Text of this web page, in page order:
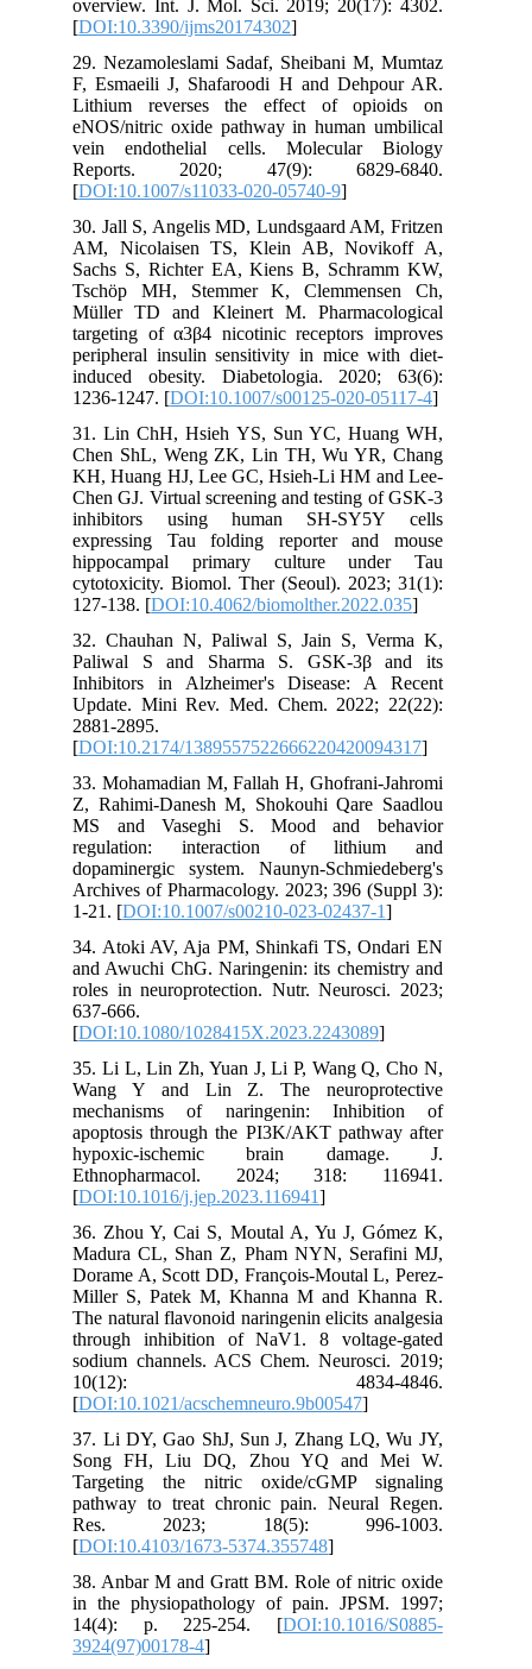
overview. Int. J. Mol. Sci. 2019; 20(17): 4302.
[DOI:10.3390/ijms20174302
29. Nezamoleslami Sadaf, Sheibani M, Mumtaz
F, Esmaeili J, Shafaroodi H and Dehpour AR.
Lithium reverses the effect of opioids on
eNOS/nitric oxide pathway in human umbilical
vein endothelial cells. Molecular Biology
Reports. 2020; 47(9): 6829-6840.
[DOI:10.1007/s11033-020-05740-9
30. Jall S, Angelis MD, Lundsgaard AM, Fritzen
AM, Nicolaisen TS, Klein AB, Novikoff A,
Sachs S, Richter EA, Kiens B, Schramm KW,
Tschöp MH, Stemmer K, Clemmensen Ch,
Müller TD and Kleinert M. Pharmacological
targeting of α3β4 nicotinic receptors improves
peripheral insulin sensitivity in mice with diet-
induced obesity. Diabetologia. 2020; 63(6):
1236-1247. [DOI:10.1007/s00125-020-05117-4
31. Lin ChH, Hsieh YS, Sun YC, Huang WH,
Chen ShL, Weng ZK, Lin TH, Wu YR, Chang
KH, Huang HJ, Lee GC, Hsieh-Li HM and Lee-
Chen GJ. Virtual screening and testing of GSK-3
inhibitors using human SH-SY5Y cells
expressing Tau folding reporter and mouse
hippocampal primary culture under Tau
cytotoxicity. Biomol. Ther (Seoul). 2023; 31(1):
127-138. [DOI:10.4062/biomolther.2022.035
32. Chauhan N, Paliwal S, Jain S, Verma K,
Paliwal S and Sharma S. GSK-3β and its
Inhibitors in Alzheimer's Disease: A Recent
Update. Mini Rev. Med. Chem. 2022; 22(22):
2881-2895.
[DOI:10.2174/1389557522666220420094317
33. Mohamadian M, Fallah H, Ghofrani-Jahromi
Z, Rahimi-Danesh M, Shokouhi Qare Saadlou
MS and Vaseghi S. Mood and behavior
regulation: interaction of lithium and
dopaminergic system. Naunyn-Schmiedeberg's
Archives of Pharmacology. 2023; 396 (Suppl 3):
1-21. [DOI:10.1007/s00210-023-02437-1
34. Atoki AV, Aja PM, Shinkafi TS, Ondari EN
and Awuchi ChG. Naringenin: its chemistry and
roles in neuroprotection. Nutr. Neurosci. 2023;
637-666.
[DOI:10.1080/1028415X.2023.2243089
35. Li L, Lin Zh, Yuan J, Li P, Wang Q, Cho N,
Wang Y and Lin Z. The neuroprotective
mechanisms of naringenin: Inhibition of
apoptosis through the PI3K/AKT pathway after
hypoxic-ischemic brain damage. J.
Ethnopharmacol. 2024; 318: 116941.
[DOI:10.1016/j.jep.2023.116941
36. Zhou Y, Cai S, Moutal A, Yu J, Gómez K,
Madura CL, Shan Z, Pham NYN, Serafini MJ,
Dorame A, Scott DD, François-Moutal L, Perez-
Miller S, Patek M, Khanna M and Khanna R.
The natural flavonoid naringenin elicits analgesia
through inhibition of NaV1. 8 voltage-gated
sodium channels. ACS Chem. Neurosci. 2019;
10(12): 4834-4846.
[DOI:10.1021/acschemneuro.9b00547
37. Li DY, Gao ShJ, Sun J, Zhang LQ, Wu JY,
Song FH, Liu DQ, Zhou YQ and Mei W.
Targeting the nitric oxide/cGMP signaling
pathway to treat chronic pain. Neural Regen.
Res. 2023; 18(5): 996-1003.
[DOI:10.4103/1673-5374.355748
38. Anbar M and Gratt BM. Role of nitric oxide
in the physiopathology of pain. JPSM. 1997;
14(4): p. 225-254. [DOI:10.1016/S0885-
3924(97)00178-4